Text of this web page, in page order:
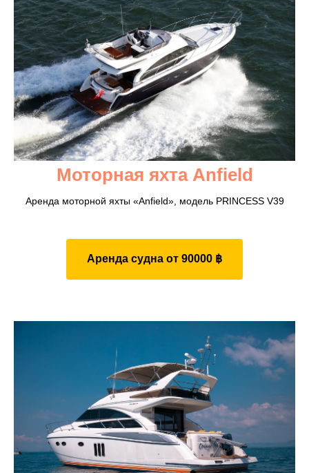
Моторная яхта Anfield
Аренда моторной яхты «Anfield», модель PRINCESS V39
Аренда судна от 90000 ฿